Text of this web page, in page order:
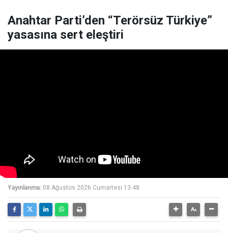
Anahtar Parti’den “Terörsüz Türkiye”
yasasına sert eleştiri
Yayınlanma: 08 Ağustos 2026 Cumartesi 13:48